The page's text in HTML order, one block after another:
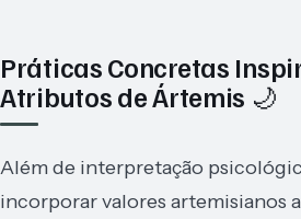
Práticas Concretas
Atributos de Ártemis 🌙
Além de interpretação
incorporar valores artemisianos